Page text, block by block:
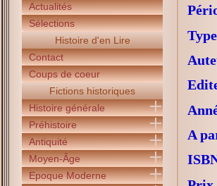
Actualités
Sélections
Histoire d'en Lire
Contact
Coups de coeur
Fictions historiques
Histoire générale
Préhistoire
Antiquité
Moyen-Âge
Epoque Moderne
A